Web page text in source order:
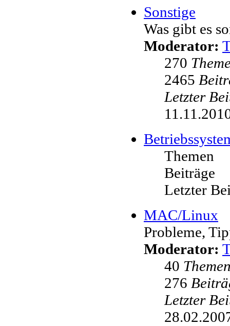
Sonstige
Was gibt es
Moderator:
270
2465
Letzter
Themen
Beiträge
Letzter
MAC/Linux
Probleme,
Moderator:
40
276
Letzter